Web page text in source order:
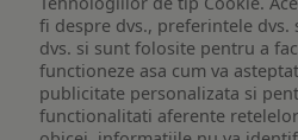
fi despre dvs., preferintele dvs.
dvs. si sunt folosite pentru a
functioneze asa cum va
publicitate personalizata si
functionalitati aferente